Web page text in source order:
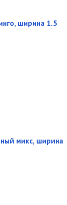
ширина 1.5
микс, ширина